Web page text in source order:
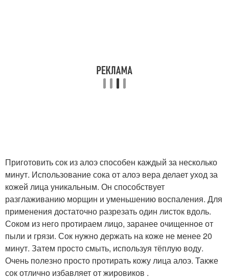
Приготовить сок из алоэ способен каждый за несколько
минут. Использование сока от алоэ вера делает уход за
кожей лица уникальным. Он способствует
разглаживанию морщин и уменьшению воспаления. Для
применения достаточно разрезать один листок вдоль.
Соком из него протираем лицо, заранее очищенное от
пыли и грязи. Сок нужно держать на коже не менее 20
минут. Затем просто смыть, используя тёплую воду.
Очень полезно просто протирать кожу лица алоэ. Также
сок отлично избавляет от жировиков .